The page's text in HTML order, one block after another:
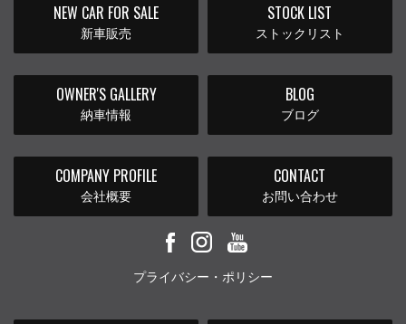
NEW CAR FOR SALE
新車販売
STOCK LIST
ストックリスト
OWNER'S GALLERY
納車情報
BLOG
ブログ
COMPANY PROFILE
会社概要
CONTACT
お問い合わせ
プライバシー・ポリシー